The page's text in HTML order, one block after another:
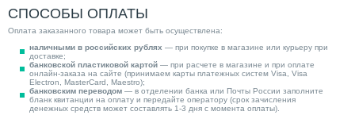
СПОСОБЫ ОПЛАТЫ
Оплата заказанного товара может быть осуществлена:
наличными в российских рублях — при покупке в магазине или курьеру при
доставке;
банковской пластиковой картой — при расчете в магазине и при оплате
онлайн-заказа на сайте (принимаем карты платежных систем Visa, Visa
Electron, MasterCard, Maestro);
банковским переводом — в отделении банка или Почты России заполните
бланк квитанции на оплату и передайте оператору (срок зачисления
денежных средств может составлять 1-3 дня с момента оплаты).